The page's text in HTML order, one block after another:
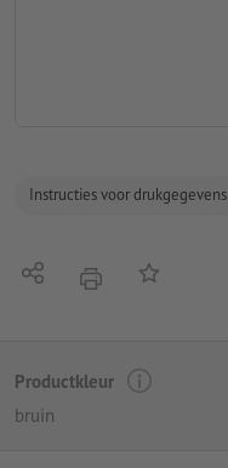
Instructies voor drukgegevens
Delen afdrukkenOp de lijst
Productkleur
bruin